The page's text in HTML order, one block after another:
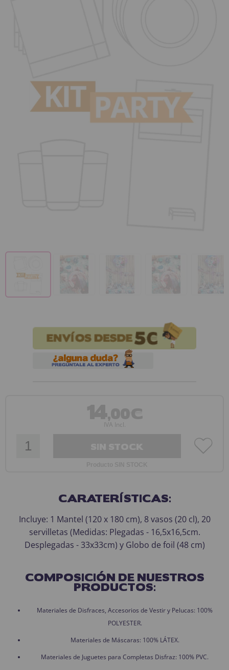
14,00€
IVA Incl.
CARATERÍSTICAS:
Incluye: 1 Mantel (120 x 180 cm), 8 vasos (20 cl), 20
servilletas (Medidas: Plegadas - 16,5x16,5cm.
Desplegadas - 33x33cm) y Globo de foil (48 cm)
COMPOSICIÓN DE NUESTROS
PRODUCTOS:
Materiales de Disfraces, Accesorios de Vestir y Pelucas: 100%
POLYESTER.
Materiales de Máscaras: 100% LÁTEX.
Materiales de Juguetes para Completas Disfraz: 100% PVC.